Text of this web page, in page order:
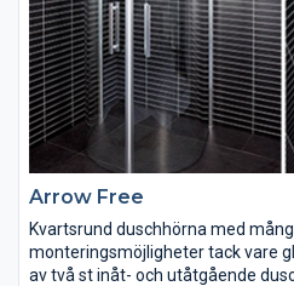
Arrow Free
Kvartsrund duschhörna med
monteringsmöjligheter tack vare
av två st inåt- och utåtgående